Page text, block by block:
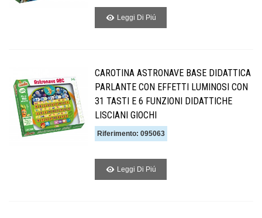
Leggi Di Piú
CAROTINA ASTRONAVE BASE DIDATTICA
PARLANTE CON EFFETTI LUMINOSI CON
31 TASTI E 6 FUNZIONI DIDATTICHE
LISCIANI GIOCHI
Riferimento: 095063
Leggi Di Piú